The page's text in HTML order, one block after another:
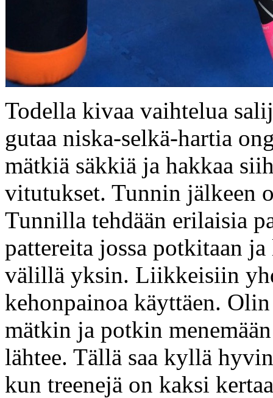
Todella kivaa vaihtelua
gutaa niska-selkä-hartia
mätkiä säkkiä ja hakkaa
vitutukset. Tunnin jälkeen
Tunnilla tehdään erilaisia
pattereita jossa potkitaan
välillä yksin. Liikkeisiin
kehonpainoa käyttäen.
mätkin ja potkin
lähtee. Tällä saa kyllä
kun treenejä on kaksi